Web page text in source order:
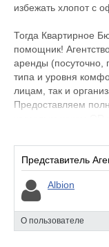
избежать хлопот с
Тогда Квартирное
помощник!
аренды (посуточно,
типа и уровня
лицам, так и
Предоставляем
Кроме того,
квартир и долей в
подобрать
частичное
ПН-ВС: 09:00-21:00
Способы оплаты
Представитель
Albion
О пользователе